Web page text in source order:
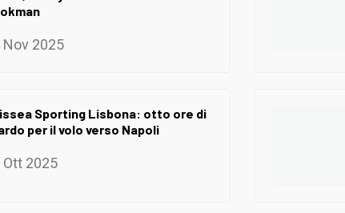
Nov 2025
Sporting Lisbona: otto ore di
per il volo verso Napoli
Ott 2025